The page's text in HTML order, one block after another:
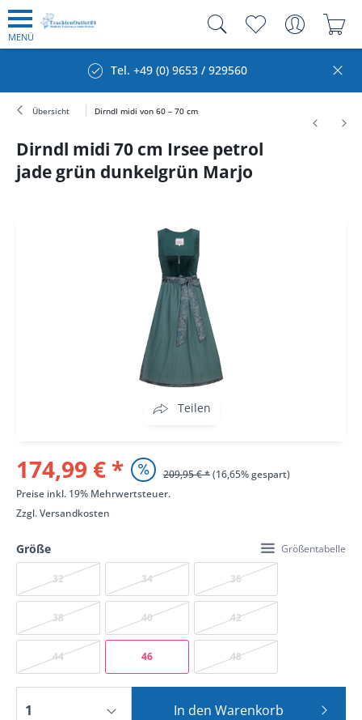
MENÜ
Tel. +49 (0) 9653 / 929560
Übersicht Dirndl midi von 60 – 70 cm
Dirndl midi 70 cm Irsee petrol
jade grün dunkelgrün Marjo
Teilen
174,99 € * 209,95 € *(16,65% gespart)
Preise inkl. 19% Mehrwertsteuer.
Zzgl.Versandkosten
Größe Größentabelle
32 34 36
38 40 42
44 46 48
In den Warenkorb